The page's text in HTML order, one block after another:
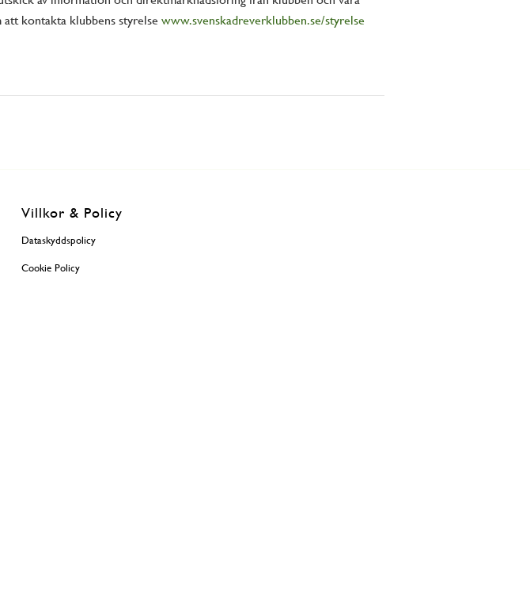
att kontakta klubbens styrelsewww.svenskadreverklubben.se/styrelse
Villkor & Policy
Dataskyddspolicy
Cookie Policy